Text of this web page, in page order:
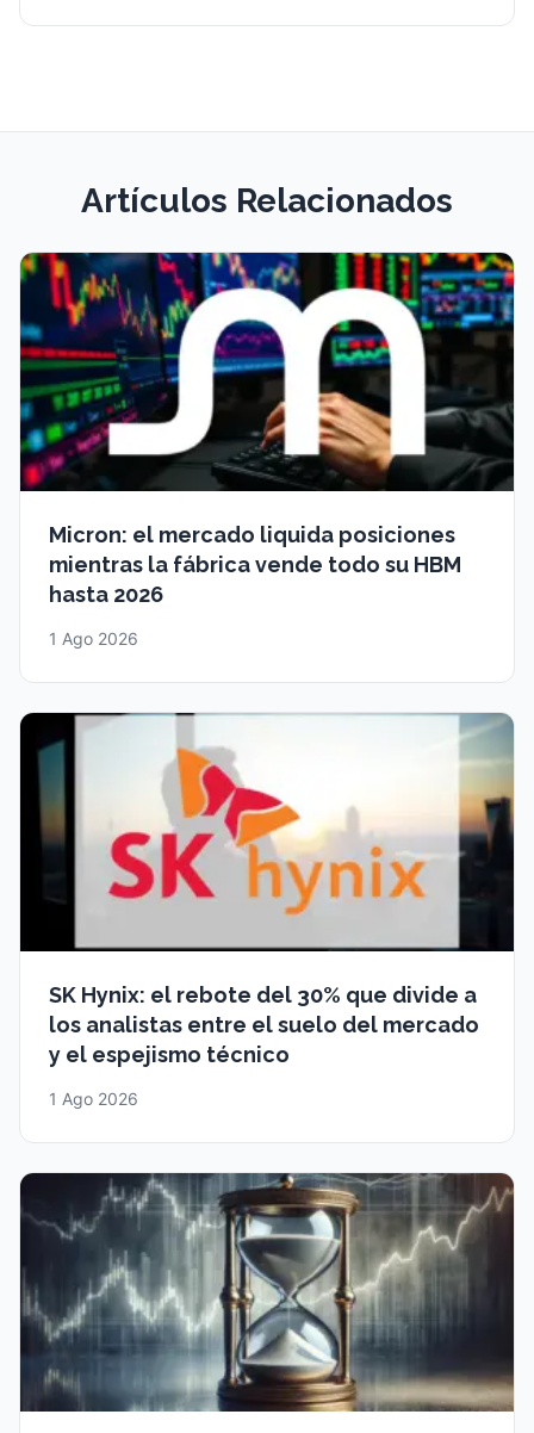
Artículos Relacionados
Micron: el mercado liquida posiciones
mientras la fábrica vende todo su HBM
hasta 2026
1 Ago 2026
SK Hynix: el rebote del 30% que divide a
los analistas entre el suelo del mercado
y el espejismo técnico
1 Ago 2026